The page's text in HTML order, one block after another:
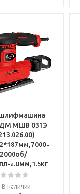
ДМ МШВ 031Э
2.0мм,1.5кг
В наличии